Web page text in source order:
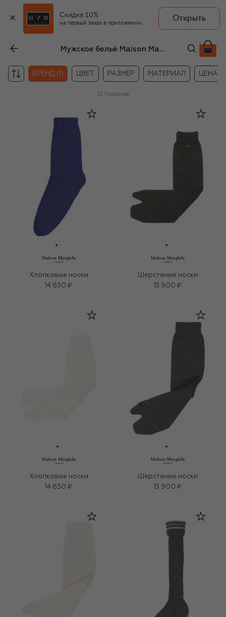
Скидка 10%
на первый заказ в приложении
Открыть
Мужское бельё Maison Margiela
БРЕНД (1) ЦВЕТ РАЗМЕР МАТЕРИАЛ ЦЕНА
12 товаров
Хлопковые носки
14 650 ₽
Шерстяные носки
13 900 ₽
Хлопковые носки
14 650 ₽
Шерстяные носки
13 900 ₽